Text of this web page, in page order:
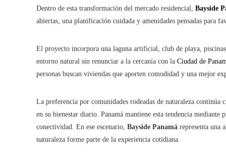
Dentro de esta transformación del mercado residencial, Bayside
abiertas, una planificación cuidada y amenidades pensadas para
El proyecto incorpora una laguna artificial, club de playa,
entorno natural sin renunciar a la cercanía con la Ciudad de
personas buscan viviendas que aporten comodidad y una mejor
La preferencia por comunidades rodeadas de naturaleza
en su bienestar diario. Panamá mantiene esta tendencia
conectividad. En ese escenario, Bayside Panamá representa una
naturaleza forme parte de la experiencia cotidiana.